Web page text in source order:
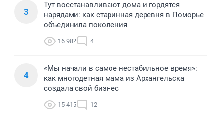
3
Тут восстанавливают дома и гордятся
нарядами: как старинная деревня в Поморье
объединила поколения
16 982 4
4
«Мы начали в самое нестабильное время»:
как многодетная мама из Архангельска
создала свой бизнес
15 415 12